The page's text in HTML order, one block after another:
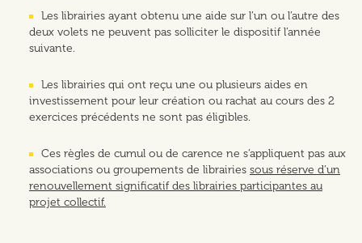
Les librairies ayant obtenu une aide sur l’un ou l’autre des
deux volets ne peuvent pas solliciter le dispositif l’année
suivante.
Les librairies qui ont reçu une ou plusieurs aides en
investissement pour leur création ou rachat au cours des 2
exercices précédents ne sont pas éligibles.
Ces règles de cumul ou de carence ne s’appliquent pas aux
associations ou groupements de librairies sous réserve d’un
renouvellement significatif des librairies participantes au
projet collectif.